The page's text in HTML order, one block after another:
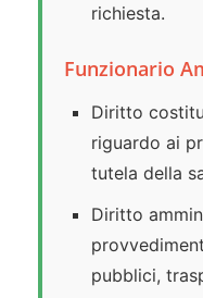
richiesta.
Funzionario
Diritto
riguardo ai
tutela della
Diritto
pubblici,